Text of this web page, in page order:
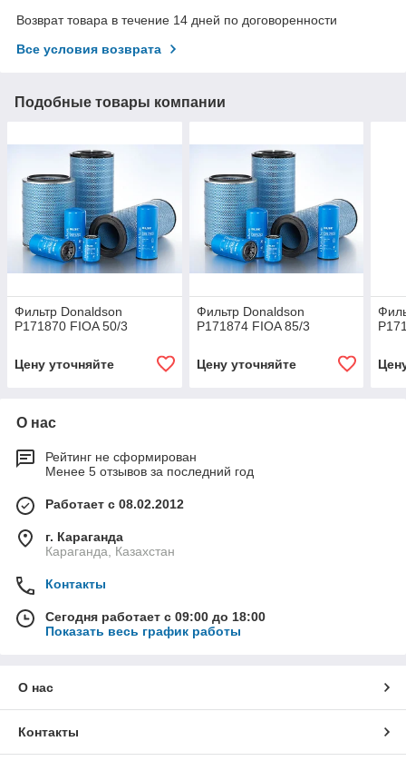
Возврат товара в течение 14 дней по договоренности
Все условия возврата
Подобные товары компании
Фильтр Donaldson
P171870 FIOA 50/3
Цену уточняйте
Фильтр Donaldson
P171874 FIOA 85/3
Цену уточняйте
О нас
Рейтинг не сформирован
Менее 5 отзывов за последний год
Работает с 08.02.2012
г. Караганда
Караганда, Казахстан
Контакты
Сегодня работает с 09:00 до 18:00
Показать весь график работы
О нас
Контакты